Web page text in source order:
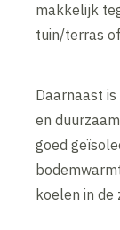
makkelijk
tuin/terras
Daarnaast
en
goed
koelen in de